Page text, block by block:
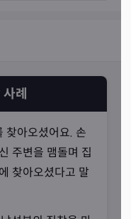
례
찾아오셨어요. 손
주변을 맴돌며 집
찾아오셨다고 말